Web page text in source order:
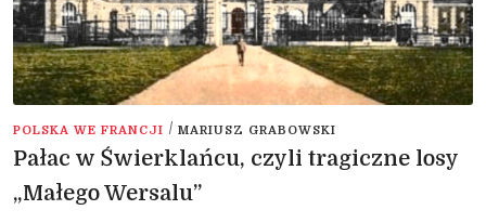
POLSKA WE FRANCJI / MARIUSZ GRABOWSKI
Pałac w Świerklańcu, czyli tragiczne losy
„Małego Wersalu”